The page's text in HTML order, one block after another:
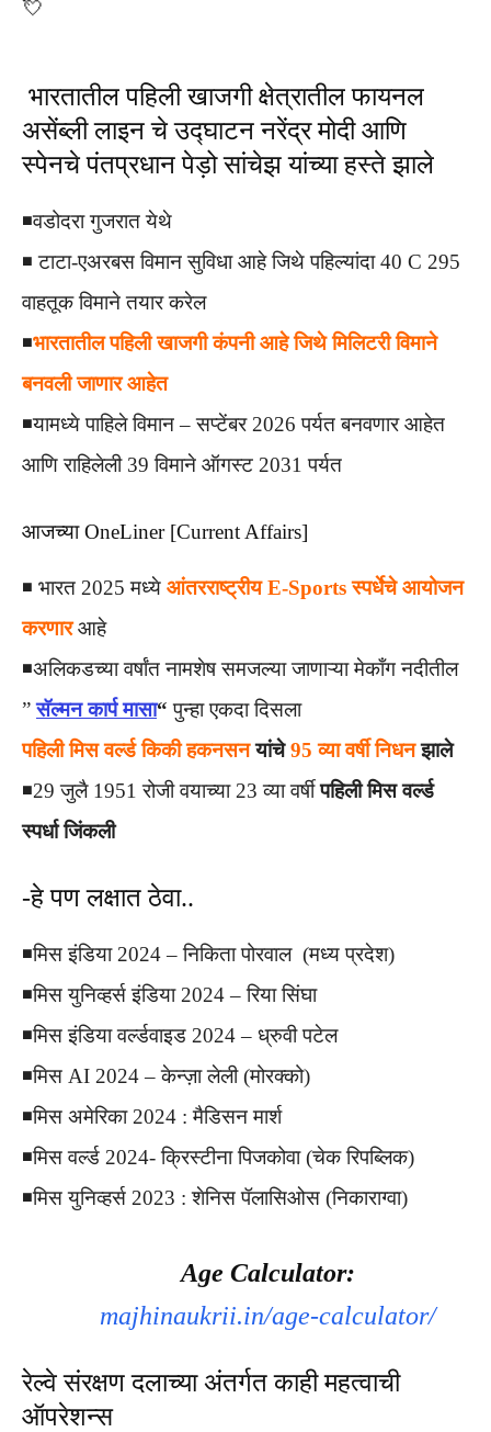
भारतातील पहिली खाजगी क्षेत्रातील फायनल
असेंब्ली लाइन चे उद्घाटन नरेंद्र मोदी आणि
स्पेनचे पंतप्रधान पेड़ो सांचेझ यांच्या हस्ते झाले
◾️वडोदरा गुजरात येथे
◾️ टाटा-एअरबस विमान सुविधा आहे जिथे पहिल्यांदा 40 C 295
वाहतूक विमाने तयार करेल
◾️भारतातील पहिली खाजगी कंपनी आहे जिथे मिलिटरी विमाने
बनवली जाणार आहेत
◾️यामध्ये पाहिले विमान – सप्टेंबर 2026 पर्यत बनवणार आहेत
आणि राहिलेली 39 विमाने ऑगस्ट 2031 पर्यत
आजच्या OneLiner [Current Affairs]
◾️ भारत 2025 मध्ये आंतरराष्ट्रीय E-Sports स्पर्धेचे आयोजन
करणारआहे
◾️अलिकडच्या वर्षांत नामशेष समजल्या जाणाऱ्या मेकाँग नदीतील
”सॅल्मन कार्प मासा“ पुन्हा एकदा दिसला
पहिली मिस वर्ल्ड किकी हकनसनयांचे95 व्या वर्षी निधनझाले
◾️29 जुलै 1951 रोजी वयाच्या 23 व्या वर्षीपहिली मिस वर्ल्ड
स्पर्धा जिंकली
-हे पण लक्षात ठेवा..
◾️मिस इंडिया 2024 – निकिता पोरवाल (मध्य प्रदेश)
◾️मिस युनिव्हर्स इंडिया 2024 – रिया सिंघा
◾️मिस इंडिया वर्ल्डवाइड 2024 – ध्रुवी पटेल
◾️मिस AI 2024 – केन्ज़ा लेली (मोरक्को)
◾️मिस अमेरिका 2024 : मैडिसन मार्श
◾️मिस वर्ल्ड 2024- क्रिस्टीना पिजकोवा (चेक रिपब्लिक)
◾️मिस युनिव्हर्स 2023 : शेनिस पॅलासिओस (निकाराग्वा)
Age Calculator:
majhinaukrii.in/age-calculator/
रेल्वे संरक्षण दलाच्या अंतर्गत काही महत्वाची
ऑपरेशन्स